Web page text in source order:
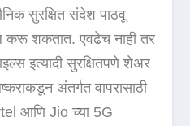
सुरक्षित संदेश पाठवू
शकतात. एवढेच नाही तर
इत्यादी सुरक्षितपणे शेअर
अंतर्गत वापरासाठी
आणि Jio च्या 5G